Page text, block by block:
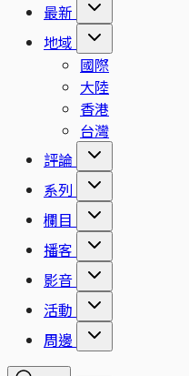
最新
地域
國際
大陸
香港
台灣
評論
系列
欄目
播客
影音
活動
周邊